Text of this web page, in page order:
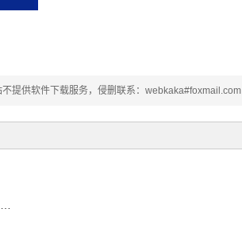
提供软件下载服务，侵删联系：webkaka#foxmail.com